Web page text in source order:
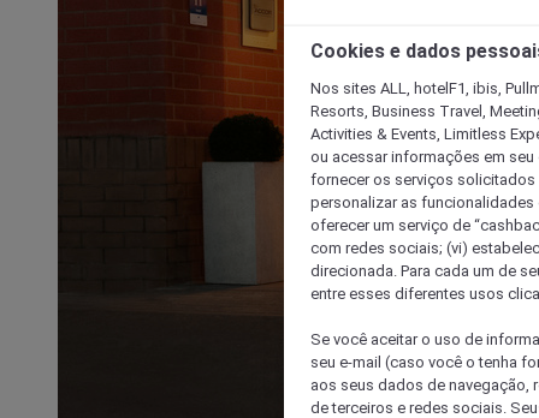
Cookies e dados
Nos sites ALL, hotelF1, ibis,
Resorts, Business Travel,
Activities & Events, Limitless
ou acessar informações em
fornecer os serviços solicitados
personalizar as
oferecer um serviço de
com redes sociais; (vi)
direcionada. Para cada um de
entre esses diferentes usos
Se você aceitar o uso de
seu e-mail (caso você o tenha
aos seus dados de navegação,
de terceiros e redes sociais.